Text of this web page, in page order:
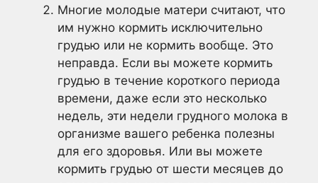
Многие молодые матери считают, что
им нужно кормить исключительно
грудью или не кормить вообще. Это
неправда. Если вы можете кормить
грудью в течение короткого периода
времени, даже если это несколько
недель, эти недели грудного молока в
организме вашего ребенка полезны
для его здоровья. Или вы можете
кормить грудью от шести месяцев до